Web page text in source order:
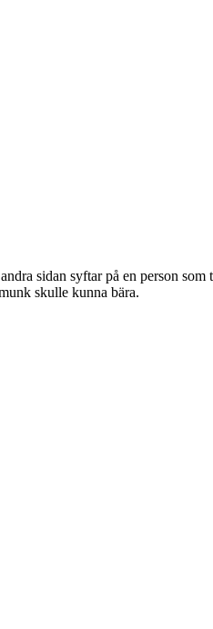
sidan syftar på en person
skulle kunna bära.